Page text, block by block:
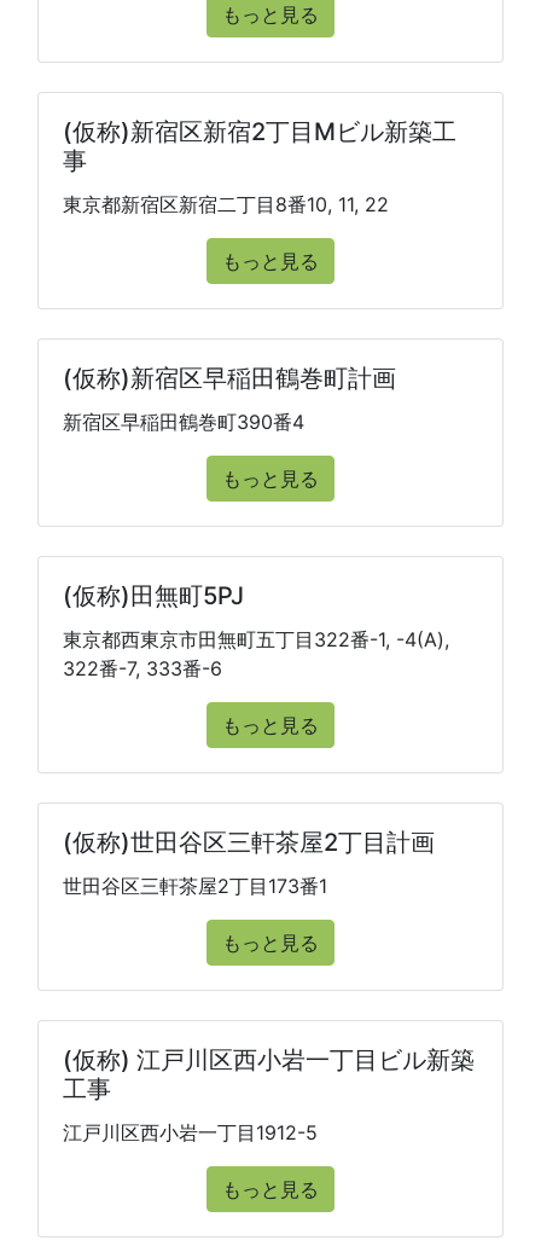
もっと見る
(仮称)新宿区新宿2丁目Mビル新築工
事
東京都新宿区新宿二丁目8番10, 11, 22
もっと見る
(仮称)新宿区早稲田鶴巻町計画
新宿区早稲田鶴巻町390番4
もっと見る
(仮称)田無町5PJ
東京都西東京市田無町五丁目322番-1, -4(A),
322番-7, 333番-6
もっと見る
(仮称)世田谷区三軒茶屋2丁目計画
世田谷区三軒茶屋2丁目173番1
もっと見る
(仮称) 江戸川区西小岩一丁目ビル新築
工事
江戸川区西小岩一丁目1912-5
もっと見る